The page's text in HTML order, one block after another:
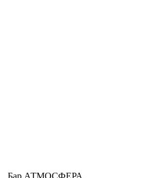
Бар АТМОСФЕРА